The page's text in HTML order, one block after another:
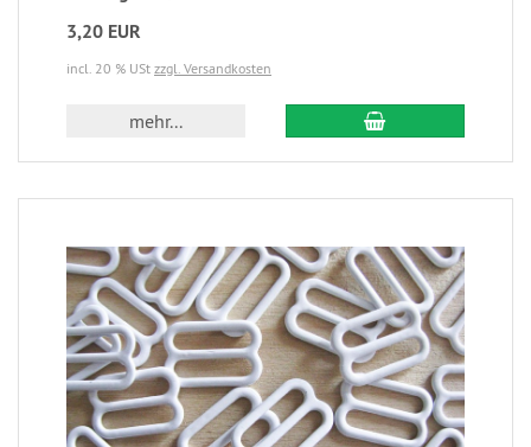
3,20 EUR
incl. 20 % USt zzgl. Versandkosten
mehr...